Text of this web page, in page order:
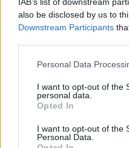
also be disclosed by us to
Downstream Participants
Personal Data
I want to opt-out of the
personal data.
Opted In
I want to opt-out of the
Personal Data.